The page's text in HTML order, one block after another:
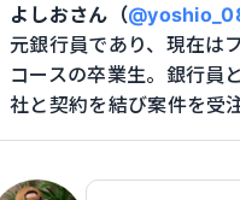
よしおさん（
元銀行員であり、現在は
コースの卒業生。銀行員
社と契約を結び案件を受